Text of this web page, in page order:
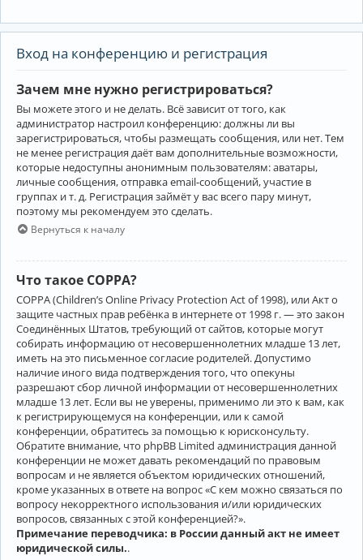
Вход на конференцию и регистрация
Зачем мне нужно регистрироваться?
Вы можете этого и не делать. Всё зависит от того, как
администратор настроил конференцию: должны ли вы
зарегистрироваться, чтобы размещать сообщения, или нет. Тем
не менее регистрация даёт вам дополнительные возможности,
которые недоступны анонимным пользователям: аватары,
личные сообщения, отправка email-сообщений, участие в
группах и т. д. Регистрация займёт у вас всего пару минут,
поэтому мы рекомендуем это сделать.
Вернуться к началу
Что такое COPPA?
COPPA (Children’s Online Privacy Protection Act of 1998), или Акт о
защите частных прав ребёнка в интернете от 1998 г. — это закон
Соединённых Штатов, требующий от сайтов, которые могут
собирать информацию от несовершеннолетних младше 13 лет,
иметь на это письменное согласие родителей. Допустимо
наличие иного вида подтверждения того, что опекуны
разрешают сбор личной информации от несовершеннолетних
младше 13 лет. Если вы не уверены, применимо ли это к вам, как
к регистрирующемуся на конференции, или к самой
конференции, обратитесь за помощью к юрисконсульту.
Обратите внимание, что phpBB Limited администрация данной
конференции не может давать рекомендаций по правовым
вопросам и не является объектом юридических отношений,
кроме указанных в ответе на вопрос «С кем можно связаться по
вопросу некорректного использования и/или юридических
вопросов, связанных с этой конференцией?».
Примечание переводчика: в России данный акт не имеет
юридической силы..